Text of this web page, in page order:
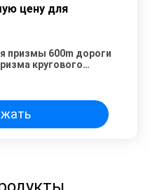
цену для
призмы 600m дороги
кругового